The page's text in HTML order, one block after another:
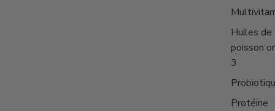
Huiles de
poisson
3
Protéine